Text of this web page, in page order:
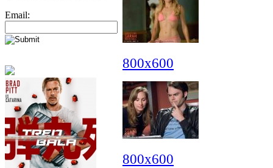
Email:
800x600
800x600